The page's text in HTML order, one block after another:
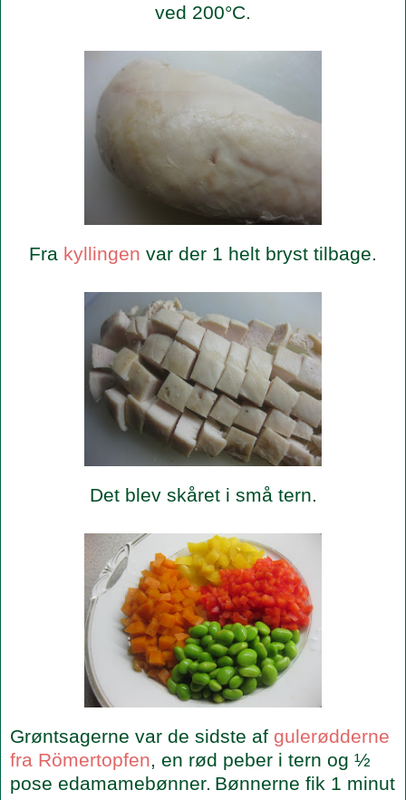
ved 200°C.
Fra kyllingen var der 1 helt bryst tilbage.
Det blev skåret i små tern.
Grøntsagerne var de sidste af gulerødderne
fra Römertopfen, en rød peber i tern og ½
pose edamamebønner. Bønnerne fik 1 minut